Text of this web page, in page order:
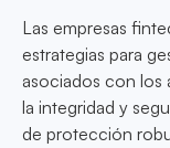
Las empresas
estrategias para
asociados con los
la integridad y
de protección